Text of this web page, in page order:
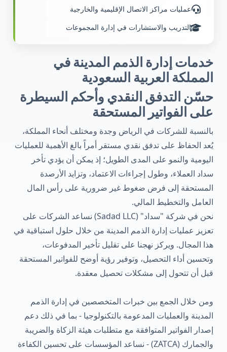
عمليات مراكز الاتصال الإقليمية والخارجية
التدريب والاستشارات في إدارة المجموعات
خدمات إدارة الذمم المدينة في
المملكة العربية السعودية
حسّن التدفق النقدي وأحكم السيطرة
على الفواتير المستحقة
بالنسبة للشركات في الرياض وجدة ومختلف أنحاء المملكة،
يُعد الحفاظ على تدفق نقدي مستقر أمراً بالغ الأهمية للعمليات
اليومية والنمو على المدى الطويل؛ إذ يمكن أن يؤدي تأخر
سداد العملاء، وطول إجراءات الاعتماد، وتزايد الأرصدة
المستحقة إلى فرض ضغوط غير ضرورية على رأس المال
العامل والتخطيط المالي.
نحن في شركة "سداد" (Sadad LLC) نساعد الشركات على
تعزيز عمليات إدارة الذمم المدينة من خلال حلول استباقية في
هذا المجال. ويركز نهجنا على تقليل تأخير المدفوعات،
وتحسين أداء التحصيل، وتوفير رؤية أوضح للفواتير المستحقة
قبل أن تتحول إلى مشكلات تحصيل معقدة.
ومن خلال الجمع بين خبرات المتخصصين في إدارة الذمم
المدينة والعمليات المدعومة بالتكنولوجيا - بما في ذلك دعم
إصدار الفواتير المتوافقة مع متطلبات هيئة الزكاة والضريبة
والجمارك (ZATCA) - نساعد المؤسسات على تحسين الكفاءة